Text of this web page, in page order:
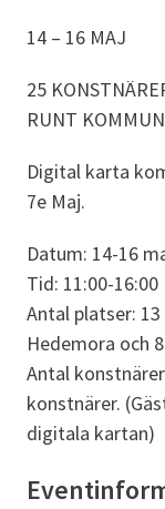
14 – 16 MAJ
25
RUNT
Digital karta
7e Maj.
Datum: 14-16
Tid: 11:00-16:00
Antal platser:
Hedemora och
Antal
konstnärer.
digitala kartan)